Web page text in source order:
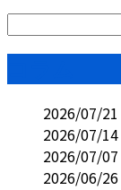
2026/07/21
2026/07/14
2026/07/07
2026/06/26